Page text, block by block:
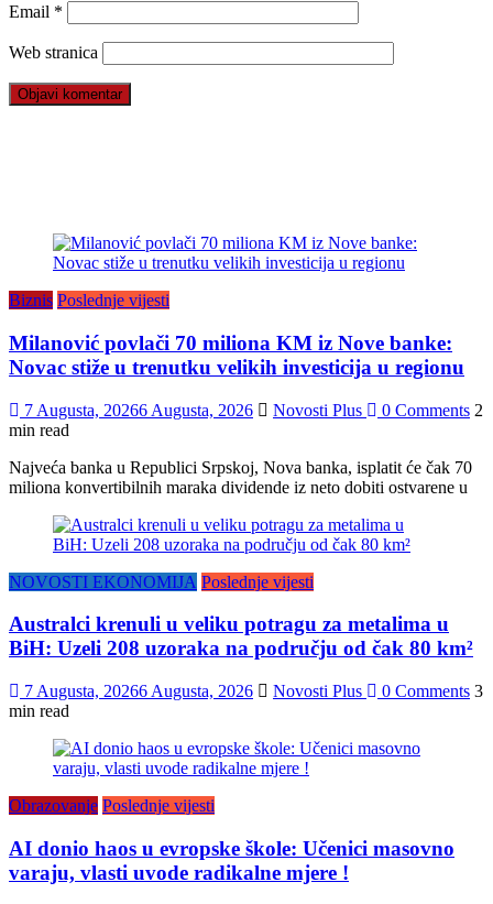
Email *
Web stranica
Biznis Poslednje vijesti
Milanović povlači 70 miliona KM iz Nove banke:
Novac stiže u trenutku velikih investicija u regionu
7 Augusta, 20266 Augusta, 2026 Novosti Plus 0 Comments 2
min read
Najveća banka u Republici Srpskoj, Nova banka, isplatit će čak 70
miliona konvertibilnih maraka dividende iz neto dobiti ostvarene u
NOVOSTI EKONOMIJA Poslednje vijesti
Australci krenuli u veliku potragu za metalima u
BiH: Uzeli 208 uzoraka na području od čak 80 km²
7 Augusta, 20266 Augusta, 2026 Novosti Plus 0 Comments 3
min read
Obrazovanje Poslednje vijesti
AI donio haos u evropske škole: Učenici masovno
varaju, vlasti uvode radikalne mjere !